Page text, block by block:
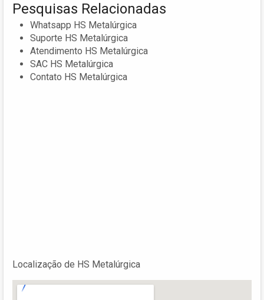
Pesquisas Relacionadas
Whatsapp HS Metalúrgica
Suporte HS Metalúrgica
Atendimento HS Metalúrgica
SAC HS Metalúrgica
Contato HS Metalúrgica
Localização de HS Metalúrgica